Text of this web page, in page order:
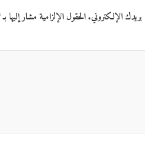
الإلكتروني. الحقول الإلزامية مشار إليها بـ